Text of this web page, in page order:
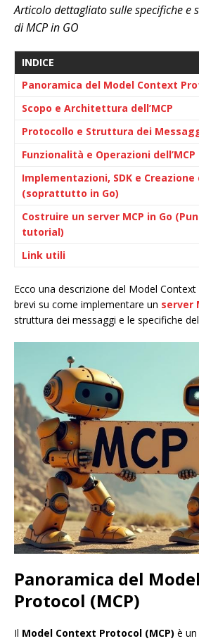
Articolo dettagliato sulle specifiche e
di MCP in GO
INDICE
Panoramica del Model Context
Scopo e Architettura dell’MCP
Protocollo e Struttura dei
Funzionalità e Operazioni dell’MCP
Implementazioni, SDK e Creazione
(soprattutto in Go)
Costruire un server MCP in Go
tutorial)
Link utili
Ecco una descrizione del Model
brevi su come implementare un server
struttura dei messaggi e le specifiche
Panoramica del
Protocol (MCP)
Il Model Context Protocol (MCP) è